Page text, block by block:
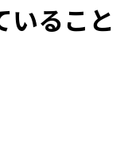
いること